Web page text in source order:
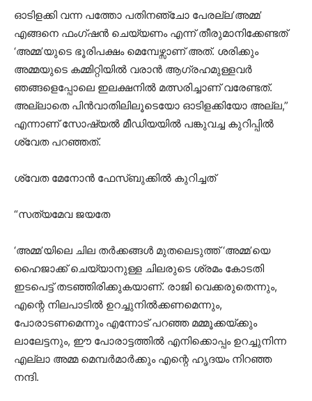
ഓടിളക്കി വന്ന പത്തോ പതിനഞ്ചോ പേരല്ല’അമ്മ’
എങ്ങനെ ഫംഗ്ഷൻ ചെയ്യണം എന്ന് തീരുമാനിക്കേണ്ടത്
‘അമ്മ’യുടെ ഭൂരിപക്ഷം മെമ്പേഴ്സാണ് അത്. ശരിക്കും
അമ്മയുടെ കമ്മിറ്റിയിൽ വരാൻ ആഗ്രഹമുള്ളവർ
ഞങ്ങളെപ്പോലെ ഇലക്ഷനിൽ മത്സരിച്ചാണ് വരേണ്ടത്.
അല്ലാതെ പിൻവാതിലിലൂടെയോ ഓടിളക്കിയോ അല്ല,”
എന്നാണ് സോഷ്യൽ മീഡിയയിൽ പങ്കുവച്ച കുറിപ്പിൽ
ശ്വേത പറഞ്ഞത്.
ശ്വേത മേനോൻ ഫേസ്ബുക്കിൽ കുറിച്ചത്
“സത്യമേവ ജയതേ
‘അമ്മ’യിലെ ചില തർക്കങ്ങൾ മുതലെടുത്ത് ‘അമ്മ’യെ
ഹൈജാക്ക് ചെയ്യാനുള്ള ചിലരുടെ ശ്രമം കോടതി
ഇടപെട്ട് തടഞ്ഞിരിക്കുകയാണ്. രാജി വെക്കരുതെന്നും,
എന്റെ നിലപാടിൽ ഉറച്ചുനിൽക്കണമെന്നും,
പോരാടണമെന്നും എന്നോട് പറഞ്ഞ മമ്മൂക്കയ്ക്കും
ലാലേട്ടനും, ഈ പോരാട്ടത്തിൽ എനിക്കൊപ്പം ഉറച്ചുനിന്ന
എല്ലാ അമ്മ മെമ്പർമാർക്കും എന്റെ ഹൃദയം നിറഞ്ഞ
നന്ദി.